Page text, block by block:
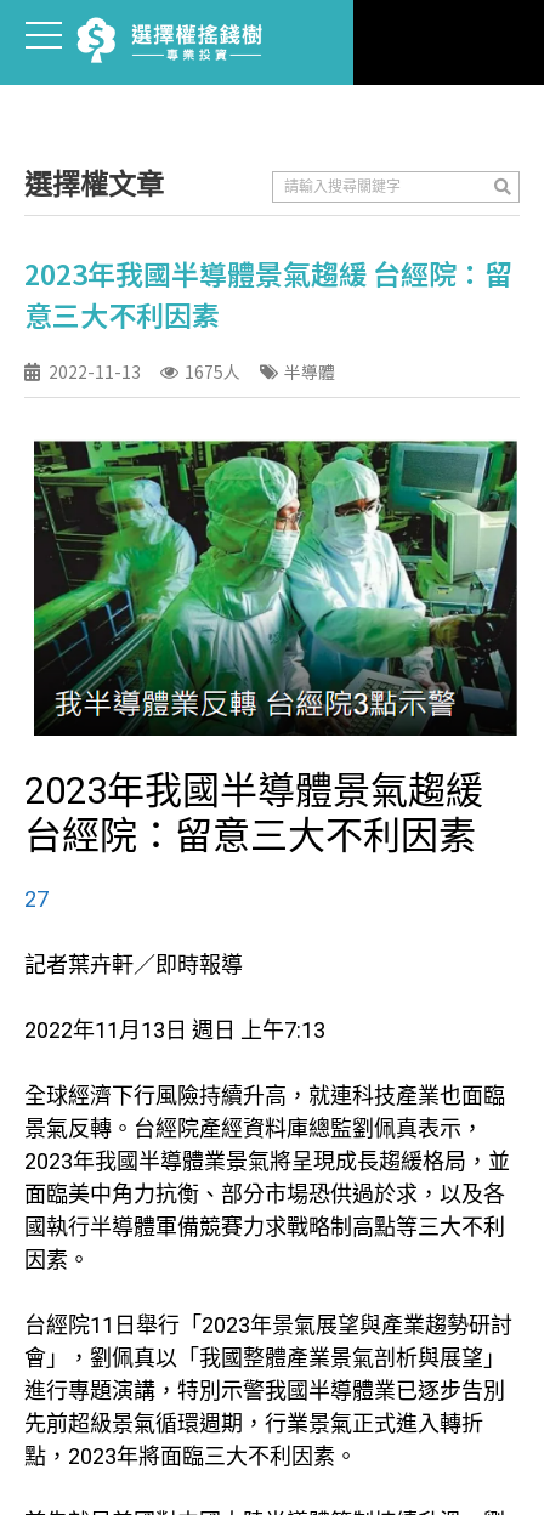
選擇權文章
2023年我國半導體景氣趨緩 台經院：留
意三大不利因素
2022-11-13 1675人 半導體
2023年我國半導體景氣趨緩
台經院：留意三大不利因素
27
記者葉卉軒／即時報導
2022年11月13日 週日 上午7:13
全球經濟下行風險持續升高，就連科技產業也面臨
景氣反轉。台經院產經資料庫總監劉佩真表示，
2023年我國半導體業景氣將呈現成長趨緩格局，並
面臨美中角力抗衡、部分市場恐供過於求，以及各
國執行半導體軍備競賽力求戰略制高點等三大不利
因素。
台經院11日舉行「2023年景氣展望與產業趨勢研討
會」，劉佩真以「我國整體產業景氣剖析與展望」
進行專題演講，特別示警我國半導體業已逐步告別
先前超級景氣循環週期，行業景氣正式進入轉折
點，2023年將面臨三大不利因素。